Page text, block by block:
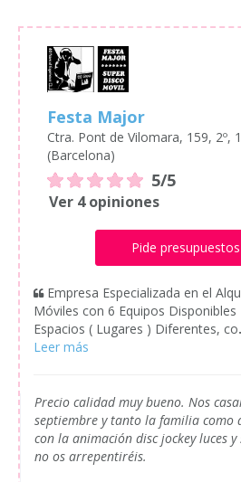
Festa Major
Ctra. Pont de Vilomara, 159, 2º,
(Barcelona)
5/5
Ver 4 opiniones
Pide
Empresa Especializada en el
Móviles con 6 Equipos
Espacios ( Lugares ) Diferentes, co
Precio calidad muy bueno. Nos
septiembre y tanto la familia como
con la animación disc jockey luces
no os arrepentiréis.